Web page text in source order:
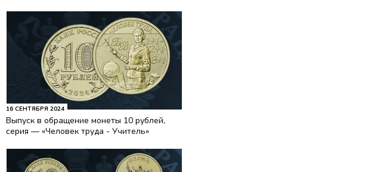
16 СЕНТЯБРЯ 2024
Выпуск в обращение монеты 10 рублей,
серия — «Человек труда - Учитель»